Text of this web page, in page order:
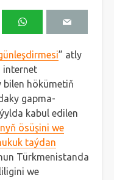
” atly
internet
bilen hökümetiň
gapma-
kabul edilen
ösüşini we
taýdan
Türkmenistanda
we